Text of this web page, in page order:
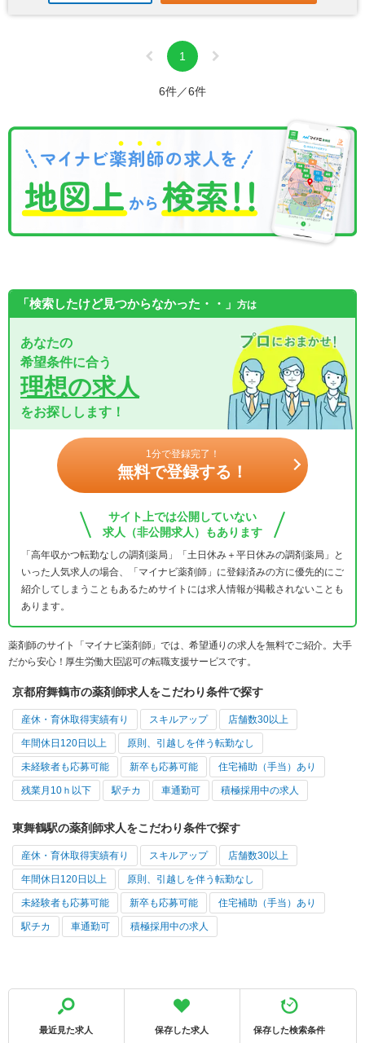
1
6件／6件
「検索したけど見つからなかった・・」 方は
あなたの
希望条件に合う
理想の求人
をお探しします！
1分で登録完了！
無料で登録する！
サイト上では公開していない
求人（非公開求人）もあります
「高年収かつ転勤なしの調剤薬局」「土日休み＋平日休みの調剤薬局」と
いった人気求人の場合、「マイナビ薬剤師」に登録済みの方に優先的にご
紹介してしまうこともあるためサイトには求人情報が掲載されないことも
あります。
薬剤師のサイト「マイナビ薬剤師」では、希望通りの求人を無料でご紹介。大手
だから安心！厚生労働大臣認可の転職支援サービスです。
京都府舞鶴市の薬剤師求人をこだわり条件で探す
産休・育休取得実績有り スキルアップ 店舗数30以上
年間休日120日以上 原則、引越しを伴う転勤なし
未経験者も応募可能 新卒も応募可能 住宅補助（手当）あり
残業月10ｈ以下 駅チカ 車通勤可 積極採用中の求人
東舞鶴駅の薬剤師求人をこだわり条件で探す
産休・育休取得実績有り スキルアップ 店舗数30以上
年間休日120日以上 原則、引越しを伴う転勤なし
未経験者も応募可能 新卒も応募可能 住宅補助（手当）あり
駅チカ 車通勤可 積極採用中の求人
最近見た求人 保存した求人 保存した検索条件